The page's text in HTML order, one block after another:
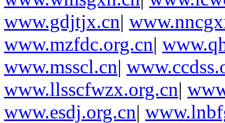
www.gdjtjx.cn|
www.mzfdc.org.cn|
www.msscl.cn|
www.llsscfwzx.org.cn|
www.esdj.org.cn|